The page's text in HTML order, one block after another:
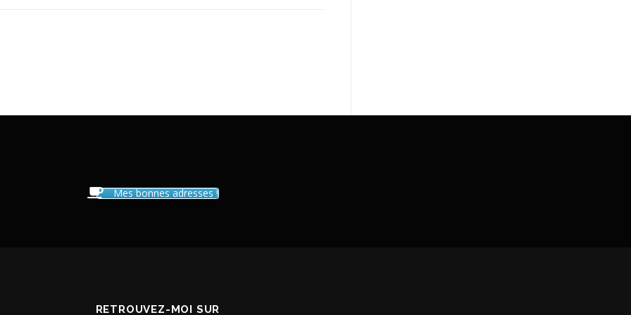
Mes bonnes adresses !
RETROUVEZ-MOI SUR